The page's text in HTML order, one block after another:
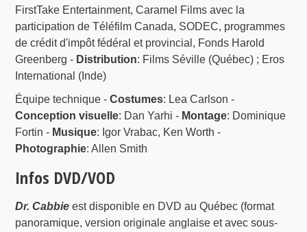
FirstTake Entertainment, Caramel Films avec la
participation de Téléfilm Canada, SODEC, programmes
de crédit d'impôt fédéral et provincial, Fonds Harold
Greenberg - Distribution: Films Séville (Québec) ; Eros
International (Inde)
Équipe technique -Costumes: Lea Carlson -
Conception visuelle: Dan Yarhi - Montage: Dominique
Fortin - Musique: Igor Vrabac, Ken Worth -
Photographie: Allen Smith
Infos DVD/VOD
Dr. Cabbie est disponible en DVD au Québec (format
panoramique, version originale anglaise et avec sous-